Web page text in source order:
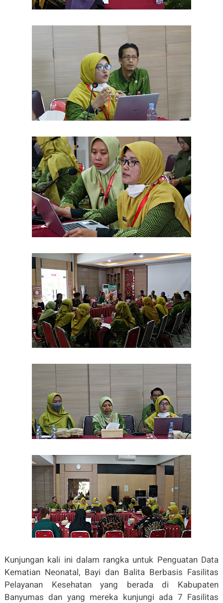
Kunjungan kali ini dalam rangka untuk Penguatan Data
Kematian Neonatal, Bayi dan Balita Berbasis Fasilitas
Pelayanan Kesehatan yang berada di Kabupaten
Banyumas dan yang mereka kunjungi ada 7 Fasilitas